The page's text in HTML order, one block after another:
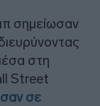
σημείωσαν
στη
Street
σε